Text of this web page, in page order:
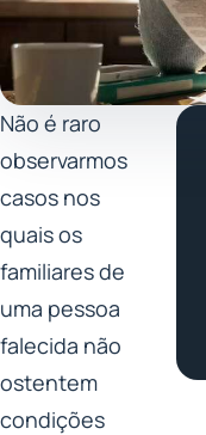
Não é raro
observarmos
casos nos
quais os
familiares de
uma pessoa
falecida não
ostentem
condições